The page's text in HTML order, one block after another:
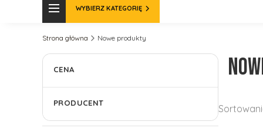
WYBIERZ KATEGORIĘ
Strona główna Nowe produkty
CENA
PRODUCENT Lista